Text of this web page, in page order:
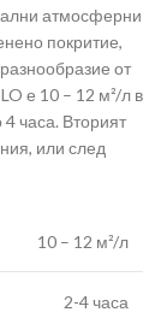
атмосферни
покритие,
от
е 10 – 12 м²/л в
4 часа. Вторият
или след
10 – 12 м²/л
2-4 часа